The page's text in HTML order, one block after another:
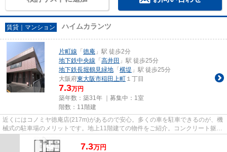
賃貸｜マンション ハイムカランツ
片町線 「 徳庵 」駅 徒歩2分
地下鉄中央線 「 高井田 」駅 徒歩25分
地下鉄長堀鶴見緑地 「 横堤 」駅 徒歩25分
大阪府東大阪市稲田上町 １丁目
7.3万円
築年数：築31年 ｜募集中： 1室
階数：11階建
近くにはコノミヤ徳庵店(217m)があるので安心。多くの車を駐車できるのが、機
械式の駐車場のメリットです。地上11階建ての物件をご紹介。コンクリート躯体
で隙間がなく、気密性や断熱...
7.3万円